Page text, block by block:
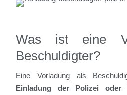
Was ist eine
Beschuldigter?
Eine Vorladung als
Einladung derPolizei oder